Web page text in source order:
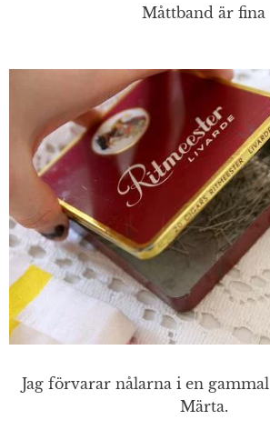
Måttband är fina
Jag förvarar nålarna i en
Märta.